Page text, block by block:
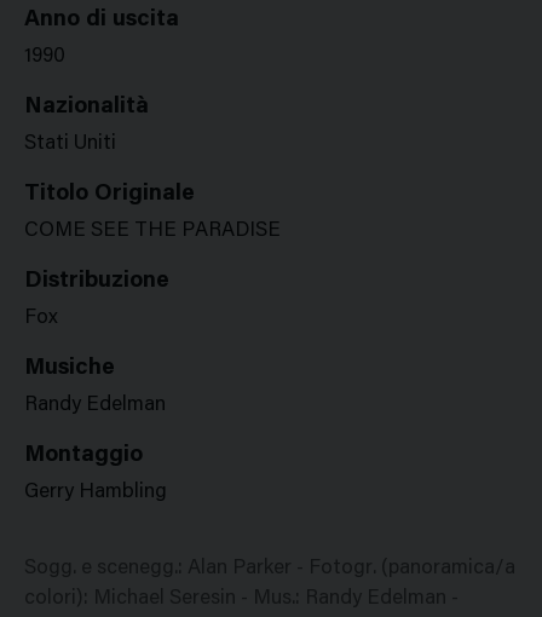
Anno di uscita
1990
Nazionalità
Stati Uniti
Titolo Originale
COME SEE THE PARADISE
Distribuzione
Fox
Musiche
Randy Edelman
Montaggio
Gerry Hambling
Sogg. e scenegg.: Alan Parker - Fotogr. (panoramica/a
colori): Michael Seresin - Mus.: Randy Edelman -